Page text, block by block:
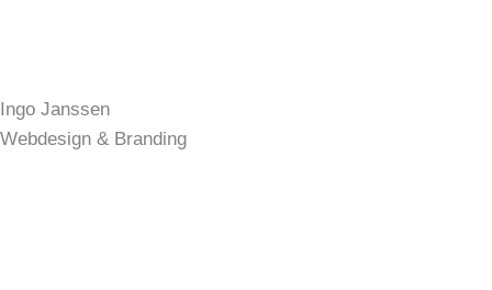
Ingo Janssen
Webdesign & Branding